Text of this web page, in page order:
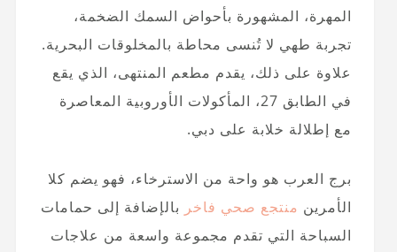
المهرة، المشهورة بأحواض السمك الضخمة،
تجربة طهي لا تُنسى محاطة بالمخلوقات البحرية.
علاوة على ذلك، يقدم مطعم المنتهى، الذي يقع
في الطابق 27، المأكولات الأوروبية المعاصرة
مع إطلالة خلابة على دبي.
برج العرب هو واحة من الاسترخاء، فهو يضم كلا
الأمرين منتجع صحي فاخر بالإضافة إلى حمامات
السباحة التي تقدم مجموعة واسعة من علاجات